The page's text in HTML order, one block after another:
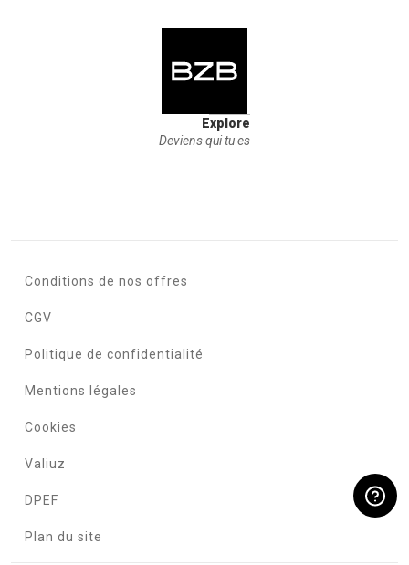
Explore
Deviens qui tu es
Conditions de nos offres
CGV
Politique de confidentialité
Mentions légales
Cookies
Valiuz
DPEF
Plan du site